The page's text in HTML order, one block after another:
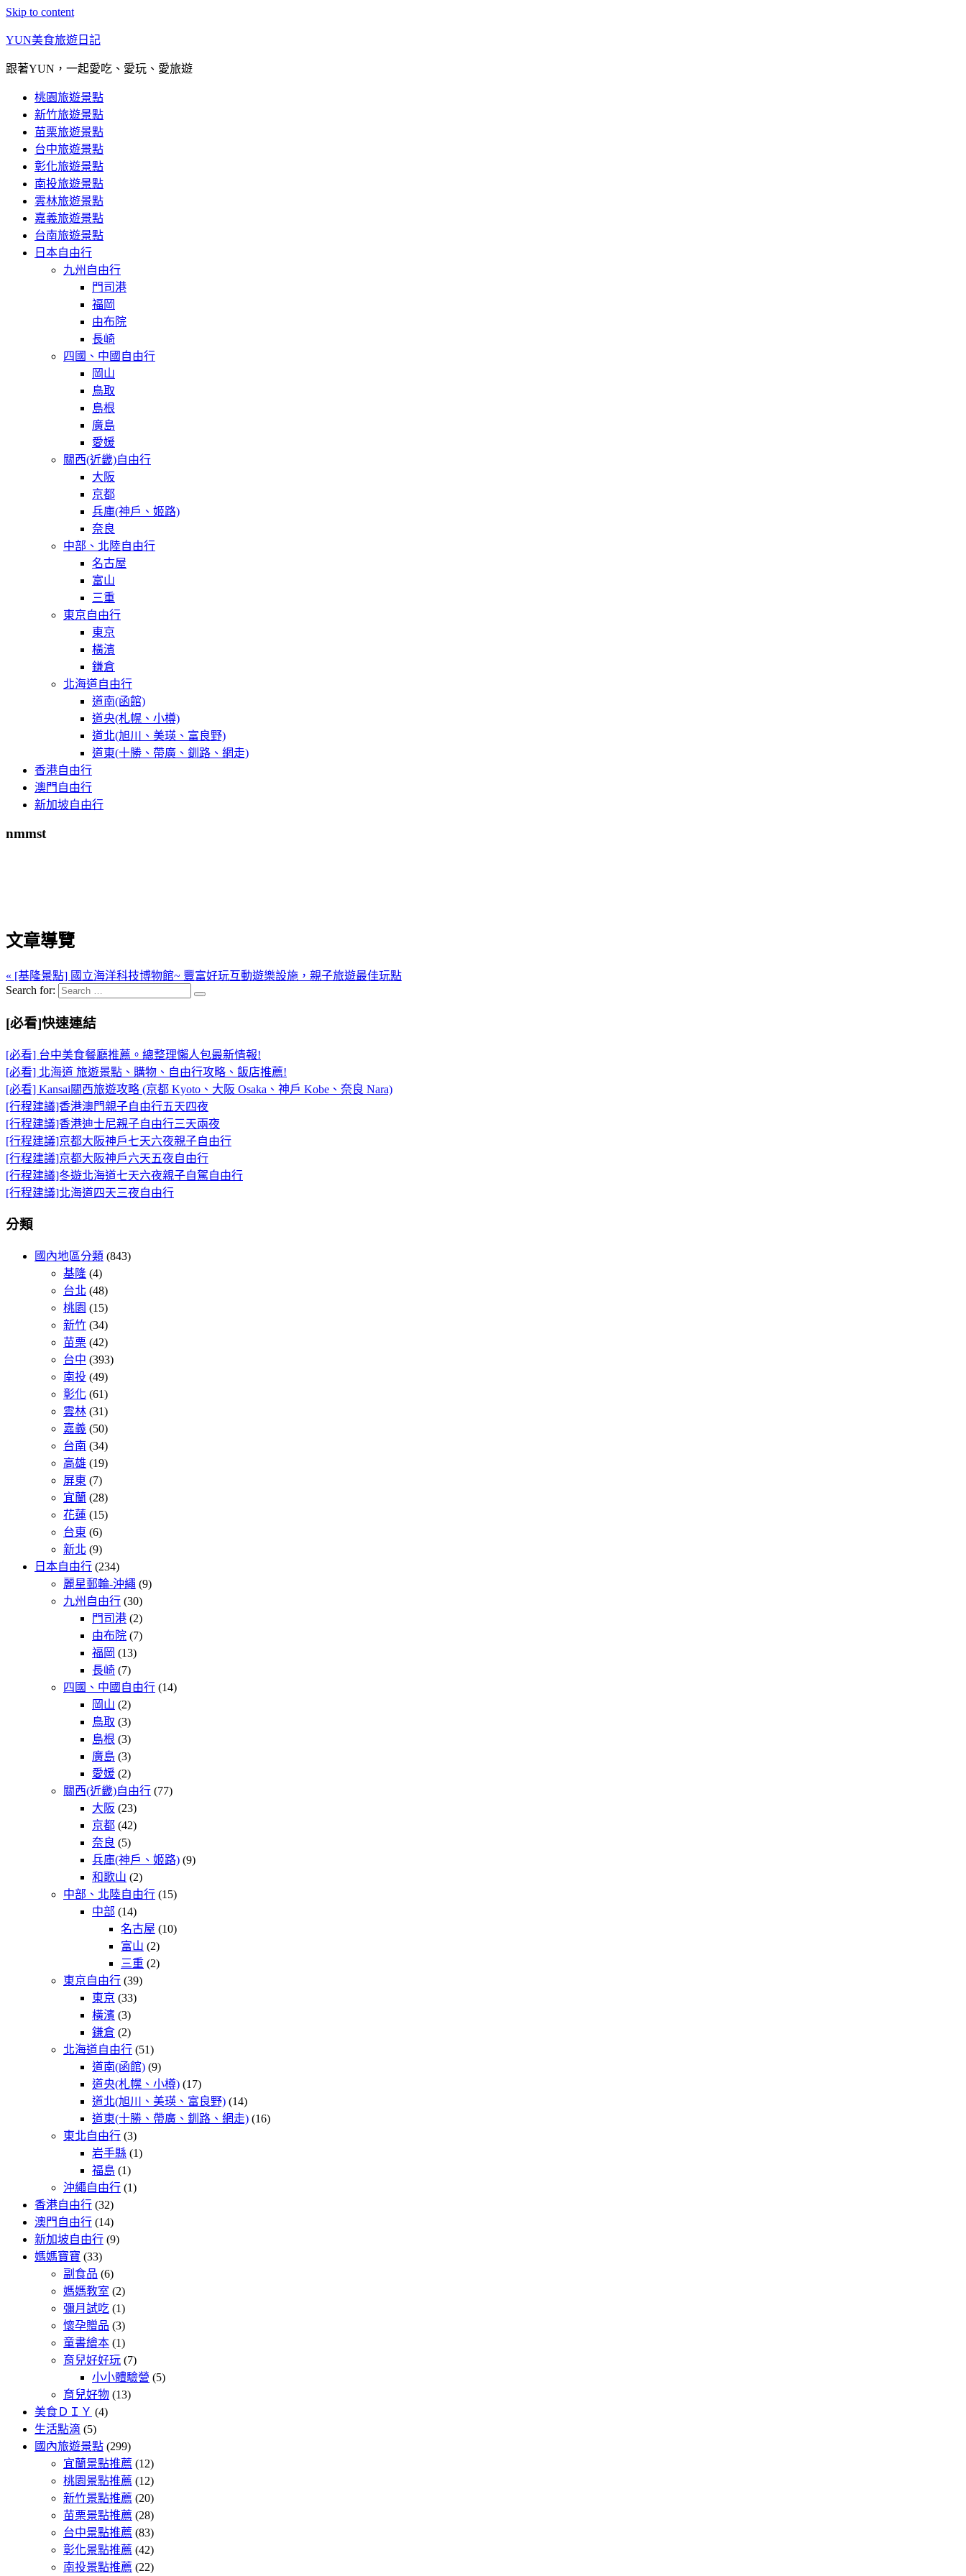
Skip to content
YUN美食旅遊日記
跟著YUN，一起愛吃、愛玩、愛旅遊
桃園旅遊景點
新竹旅遊景點
苗栗旅遊景點
台中旅遊景點
彰化旅遊景點
南投旅遊景點
雲林旅遊景點
嘉義旅遊景點
台南旅遊景點
日本自由行
九州自由行
門司港
福岡
由布院
長崎
四國、中國自由行
岡山
鳥取
島根
廣島
愛媛
關西(近畿)自由行
大阪
京都
兵庫(神戶、姬路)
奈良
中部、北陸自由行
名古屋
富山
三重
東京自由行
東京
橫濱
鎌倉
北海道自由行
道南(函館)
道央(札幌、小樽)
道北(旭川、美瑛、富良野)
道東(十勝、帶廣、釧路、網走)
香港自由行
澳門自由行
新加坡自由行
nmmst
文章導覽
« [基隆景點] 國立海洋科技博物館~ 豐富好玩互動遊樂設施，親子旅遊最佳玩點
Search for:
[必看]快速連結
[必看] 台中美食餐廳推薦。總整理懶人包最新情報!
[必看] 北海道 旅遊景點、購物、自由行攻略、飯店推薦!
[必看] Kansai關西旅遊攻略 (京都 Kyoto、大阪 Osaka、神戶 Kobe、奈良 Nara)
[行程建議]香港澳門親子自由行五天四夜
[行程建議]香港迪士尼親子自由行三天兩夜
[行程建議]京都大阪神戶七天六夜親子自由行
[行程建議]京都大阪神戶六天五夜自由行
[行程建議]冬遊北海道七天六夜親子自駕自由行
[行程建議]北海道四天三夜自由行
分類
國內地區分類 (843)
基隆 (4)
台北 (48)
桃園 (15)
新竹 (34)
苗栗 (42)
台中 (393)
南投 (49)
彰化 (61)
雲林 (31)
嘉義 (50)
台南 (34)
高雄 (19)
屏東 (7)
宜蘭 (28)
花蓮 (15)
台東 (6)
新北 (9)
日本自由行 (234)
麗星郵輪-沖繩 (9)
九州自由行 (30)
門司港 (2)
由布院 (7)
福岡 (13)
長崎 (7)
四國、中國自由行 (14)
岡山 (2)
鳥取 (3)
島根 (3)
廣島 (3)
愛媛 (2)
關西(近畿)自由行 (77)
大阪 (23)
京都 (42)
奈良 (5)
兵庫(神戶、姬路) (9)
和歌山 (2)
中部、北陸自由行 (15)
中部 (14)
名古屋 (10)
富山 (2)
三重 (2)
東京自由行 (39)
東京 (33)
橫濱 (3)
鎌倉 (2)
北海道自由行 (51)
道南(函館) (9)
道央(札幌、小樽) (17)
道北(旭川、美瑛、富良野) (14)
道東(十勝、帶廣、釧路、網走) (16)
東北自由行 (3)
岩手縣 (1)
福島 (1)
沖繩自由行 (1)
香港自由行 (32)
澳門自由行 (14)
新加坡自由行 (9)
媽媽寶寶 (33)
副食品 (6)
媽媽教室 (2)
彌月試吃 (1)
懷孕贈品 (3)
童書繪本 (1)
育兒好好玩 (7)
小小體驗營 (5)
育兒好物 (13)
美食ＤＩＹ (4)
生活點滴 (5)
國內旅遊景點 (299)
宜蘭景點推薦 (12)
桃園景點推薦 (12)
新竹景點推薦 (20)
苗栗景點推薦 (28)
台中景點推薦 (83)
彰化景點推薦 (42)
南投景點推薦 (22)